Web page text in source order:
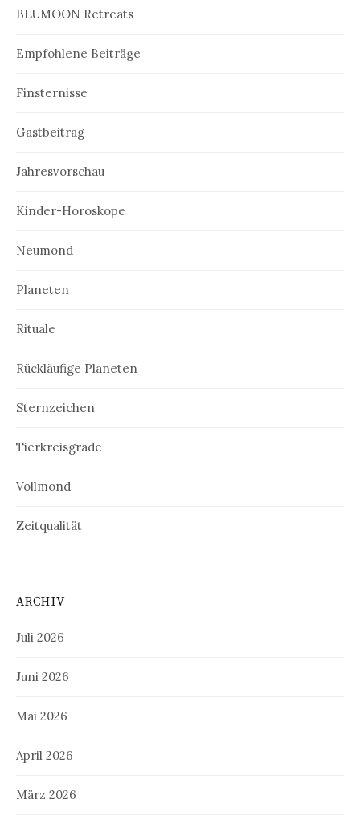
BLUMOON Retreats
Empfohlene Beiträge
Finsternisse
Gastbeitrag
Jahresvorschau
Kinder-Horoskope
Neumond
Planeten
Rituale
Rückläufige Planeten
Sternzeichen
Tierkreisgrade
Vollmond
Zeitqualität
ARCHIV
Juli 2026
Juni 2026
Mai 2026
April 2026
März 2026